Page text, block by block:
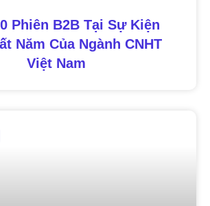
Phiên B2B Tại Sự Kiện
Năm Của Ngành CNHT
Việt Nam